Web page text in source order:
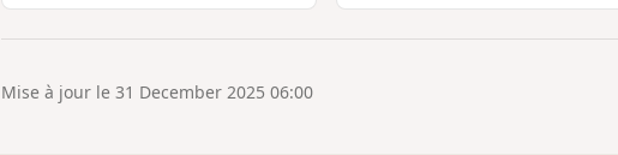
Mise à jour le 31 December 2025 06:00